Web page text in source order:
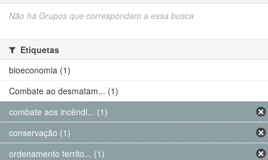
Não há Grupos que correspondam a essa busca
Etiquetas
bioeconomia (1)
Combate ao desmatam... (1)
combate aos incêndi... (1)
conservação (1)
ordenamento territo... (1)